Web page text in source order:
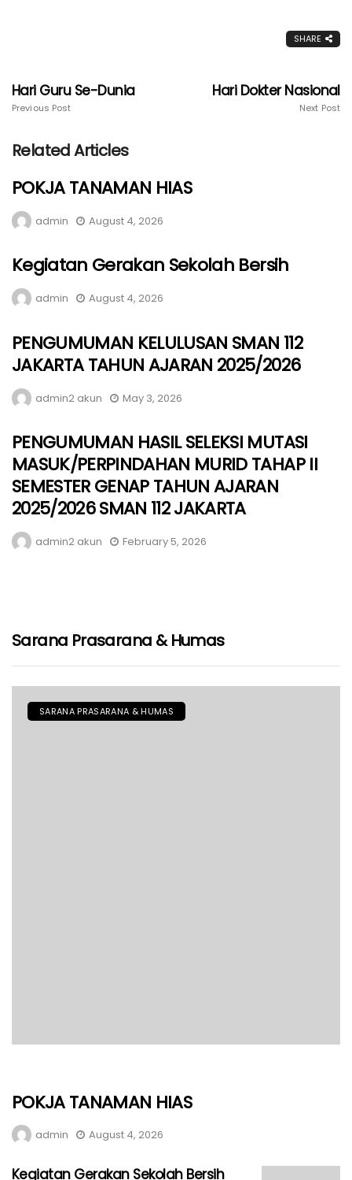
SHARE
Hari Guru Se-Dunia
Previous Post
Hari Dokter Nasional
Next Post
Related Articles
POKJA TANAMAN HIAS
admin August 4, 2026
Kegiatan Gerakan Sekolah Bersih
admin August 4, 2026
PENGUMUMAN KELULUSAN SMAN 112
JAKARTA TAHUN AJARAN 2025/2026
admin2 akun May 3, 2026
PENGUMUMAN HASIL SELEKSI MUTASI
MASUK/PERPINDAHAN MURID TAHAP II
SEMESTER GENAP TAHUN AJARAN
2025/2026 SMAN 112 JAKARTA
admin2 akun February 5, 2026
Sarana Prasarana & Humas
SARANA PRASARANA & HUMAS
POKJA TANAMAN HIAS
admin August 4, 2026
Kegiatan Gerakan Sekolah Bersih